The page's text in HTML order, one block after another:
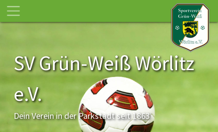
SV Grün-Weiß Wörlitz
e.V.
Dein Verein in der Parkstadt seit 1863